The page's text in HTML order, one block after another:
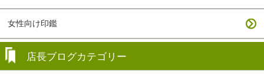
女性向け印鑑
店長ブログカテゴリー